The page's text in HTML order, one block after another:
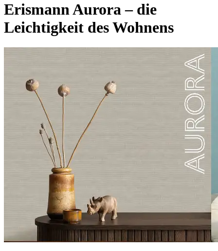
Erismann Aurora – die
Leichtigkeit des Wohnens